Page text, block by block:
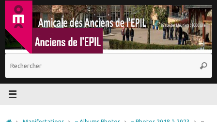
Passer
contenu
: